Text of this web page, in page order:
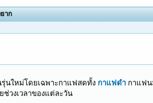
าก
นใหม่โดยเฉพาะกาแฟสดทั้ง กาแฟดำ กาแฟน
วงเวลาของแต่ละวัน